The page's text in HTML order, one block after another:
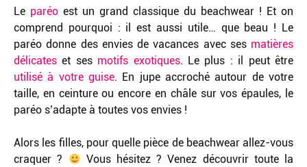
Le paréo est un grand classique du beachwear ! Et on
comprend pourquoi : il est aussi utile… que beau ! Le
paréo donne des envies de vacances avec ses matières
délicates et ses motifs exotiques. Le plus : il peut être
utilisé à votre guise. En jupe accroché autour de votre
taille, en ceinture ou encore en châle sur vos épaules, le
paréo s’adapte à toutes vos envies !
Alors les filles, pour quelle pièce de beachwear allez-vous
craquer ?
Vous hésitez ? Venez découvrir toute la